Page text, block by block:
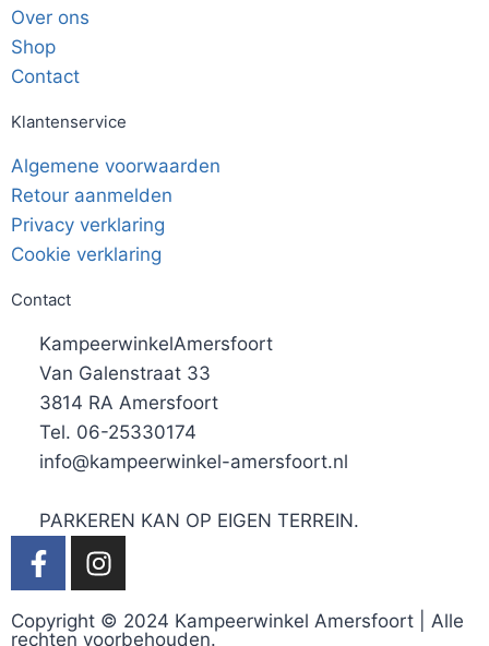
Over ons
Shop
Contact
Klantenservice
Algemene voorwaarden
Retour aanmelden
Privacy verklaring
Cookie verklaring
Contact
KampeerwinkelAmersfoort
Van Galenstraat 33
3814 RA Amersfoort
Tel. 06-25330174
info@kampeerwinkel-amersfoort.nl
PARKEREN KAN OP EIGEN TERREIN.
Copyright © 2024 Kampeerwinkel Amersfoort | Alle
rechten voorbehouden.